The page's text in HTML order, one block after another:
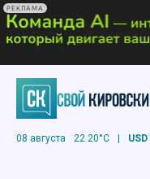
РЕКЛАМА
08 августа 22.20°C | USD